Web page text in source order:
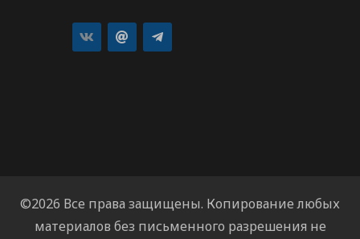
©2026 Все права защищены. Копирование любых
материалов без письменного разрешения не